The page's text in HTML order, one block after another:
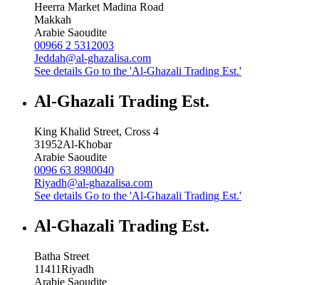
Heerra Market Madina Road
Makkah
Arabie Saoudite
00966 2 5312003
Jeddah@al-ghazalisa.com
See details Go to the 'Al-Ghazali Trading Est.'
Al-Ghazali Trading Est.
King Khalid Street, Cross 4
31952Al-Khobar
Arabie Saoudite
0096 63 8980040
Riyadh@al-ghazalisa.com
See details Go to the 'Al-Ghazali Trading Est.'
Al-Ghazali Trading Est.
Batha Street
11411Riyadh
Arabie Saoudite